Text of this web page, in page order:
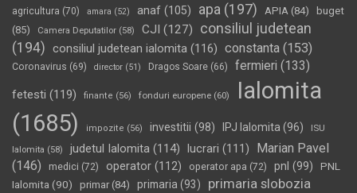
agricultura (70) amara (52) anaf (105) apa (197) APIA (84)
buget
(85)
Camera Deputatilor (58) CJI (127)
consiliul judetean
(194) consiliul judetean ialomita (116) constanta (153)
Coronavirus (69) director (51) Dragos Soare (66) fermieri (133)
fetesti (119) finante (56) fonduri europene (60)
Ialomita
(1685)
impozite (56) investitii (98) IPJ Ialomita (96) ISU
Ialomita (58) judetul Ialomita (114) lucrari (111)
Marian Pavel
(146)
medici (72) operator (112) operator apa (72) pnl (99)
PNL
Ialomita (90) primar(84) primaria (93)
primaria slobozia